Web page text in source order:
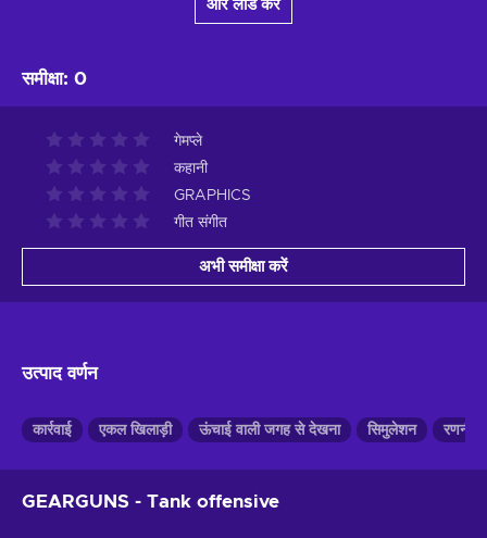
और लोड करें
समीक्षा: 0
गेमप्ले
कहानी
GRAPHICS
गीत संगीत
अभी समीक्षा करें
उत्पाद वर्णन
कार्रवाई एकल खिलाड़ी ऊंचाई वाली जगह से देखना सिमुलेशन रणनीति
GEARGUNS - Tank offensive